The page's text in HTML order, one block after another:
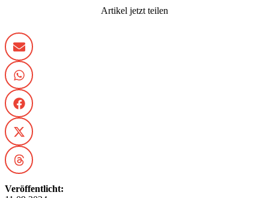
Artikel jetzt teilen
Veröffentlicht: